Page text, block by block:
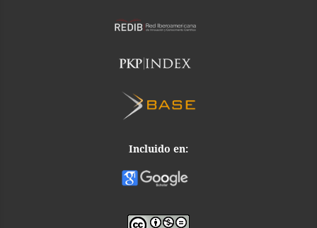
Incluido en: